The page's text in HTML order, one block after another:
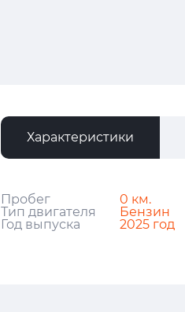
Характеристики
Пробег
0 км.
Тип двигателя
Бензин
Год выпуска
2025 год